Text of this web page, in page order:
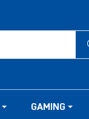
GAMING